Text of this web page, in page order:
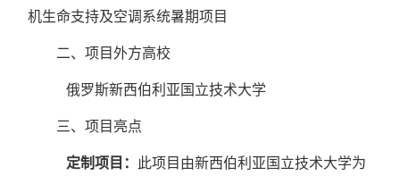
机生命支持及空调系统暑期项目
二、 项目外方高校
俄罗斯新西伯利亚国立技术大学
三、 项目亮点
定制项目： 此项目由新西伯利亚国立技术大学为